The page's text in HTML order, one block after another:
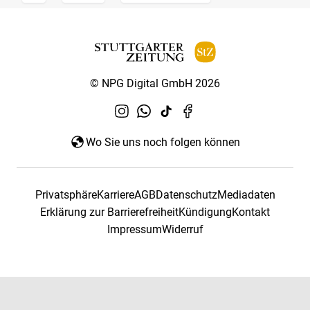
© NPG Digital GmbH 2026
Wo Sie uns noch folgen können
PrivatsphäreKarriereAGBDatenschutzMediadaten
Erklärung zur BarrierefreiheitKündigungKontakt
ImpressumWiderruf